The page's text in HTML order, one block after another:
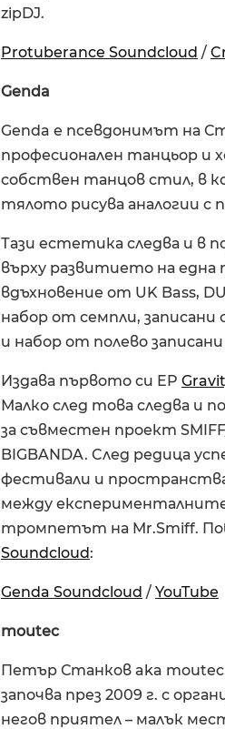
zipDJ.
Protuberance Soundcloud /
Genda
Genda е псевдонимът на
професионален танцьор и
собствен танцов стил, в
тялото рисува аналогии с
Тази естетика следва и в
върху развитието на една
вдъхновение от UK Bass,
набор от семпли,
и набор от полево записани
Издава първото си EP
Малко след това следва и
за съвместен проект
BIGBANDA. Cлед редица
фестивали и
между
тромпетът на Mr.Smiff.
Soundcloud:
Genda Soundcloud / YouTube
moutec
Петър Станков aka moutec
започва през 2009 г. с
негов приятел – малък